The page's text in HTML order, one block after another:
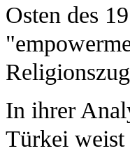
Osten des
In ihrer
Türkei weist